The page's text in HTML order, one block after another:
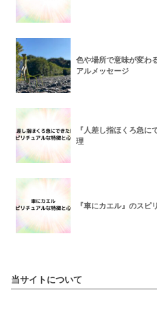
色や場所で意味が変わ
アルメッセージ
『人差し指ほくろ急に
理
『車にカエル』のスピ
当サイトについて